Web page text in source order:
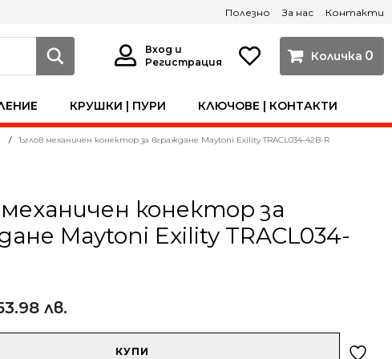
КРУШКИ | ПУРИ КЛЮЧОВЕ | КОНТАКТИ
0
Вход и
Регистрация
Полезно За нас Контакти
Ъглов механичен конектор за вграждане Maytoni Exility TRACL034-42B-R
конектор за
Maytoni Exility TRACL034-
лв.
КУПИ